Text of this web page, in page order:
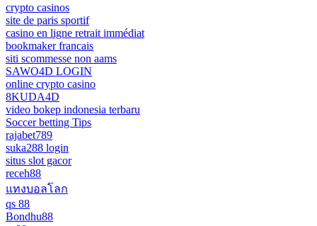
crypto casinos
site de paris sportif
casino en ligne retrait immédiat
bookmaker francais
siti scommesse non aams
SAWO4D LOGIN
online crypto casino
8KUDA4D
video bokep indonesia terbaru
Soccer betting Tips
rajabet789
suka288 login
situs slot gacor
receh88
แทงบอลโลก
qs 88
Bondhu88